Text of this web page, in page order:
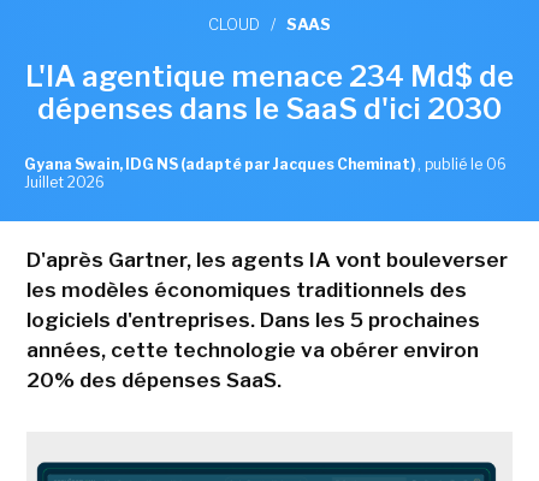
CLOUD / SAAS
L'IA agentique menace 234 Md$ de
dépenses dans le SaaS d'ici 2030
Gyana Swain, IDG NS (adapté par Jacques Cheminat) , publié le 06
Juillet 2026
D'après Gartner, les agents IA vont bouleverser
les modèles économiques traditionnels des
logiciels d'entreprises. Dans les 5 prochaines
années, cette technologie va obérer environ
20% des dépenses SaaS.